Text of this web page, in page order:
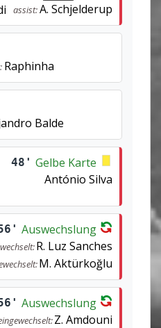
assist:A. Schjelderup
Raphinha
Balde
48' Gelbe Karte
António Silva
Auswechslung
R. Luz Sanches
M. Aktürkoğlu
Auswechslung
Z. Amdouni